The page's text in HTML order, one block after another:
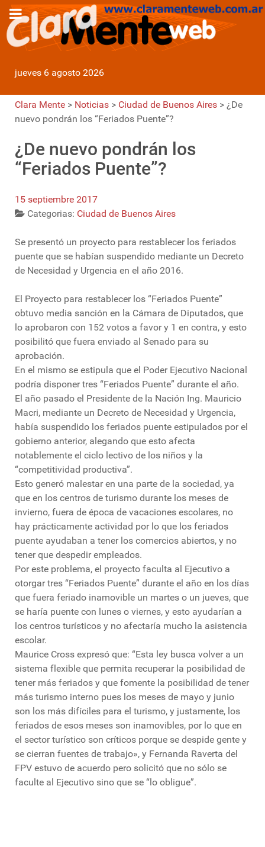
jueves 6 agosto 2026
Clara Mente > Noticias > Ciudad de Buenos Aires > ¿De
nuevo pondrán los “Feriados Puente”?
¿De nuevo pondrán los
“Feriados Puente”?
15 septiembre 2017
Categorias: Ciudad de Buenos Aires
Se presentó un proyecto para restablecer los feriados
puente que se habían suspendido mediante un Decreto
de Necesidad y Urgencia en el año 2016.
El Proyecto para restablecer los “Feriados Puente”
obtuvo media sanción en la Cámara de Diputados, que
lo aprobaron con 152 votos a favor y 1 en contra, y esto
posibilitó que fuera enviado al Senado para su
aprobación.
En el mismo se estipula que el Poder Ejecutivo Nacional
podría disponer tres “Feriados Puente” durante el año.
El año pasado el Presidente de la Nación Ing. Mauricio
Macri, mediante un Decreto de Necesidad y Urgencia,
había suspendido los feriados puente estipulados por el
gobierno anterior, alegando que esto afecta
notablemente el ciclo lectivo de los niños y la
“competitividad productiva”.
Esto generó malestar en una parte de la sociedad, ya
que en los centros de turismo durante los meses de
invierno, fuera de época de vacaciones escolares, no
hay prácticamente actividad por lo que los feriados
puente ayudaban a tener los comercios abiertos, y no
tener que despedir empleados.
Por este problema, el proyecto faculta al Ejecutivo a
otorgar tres “Feriados Puente” durante el año en los días
que fuera feriado inamovible un martes o un jueves, que
se haría puente con lunes o viernes, y esto ayudarían a
los centros turísticos y no afectaría mucho la asistencia
escolar.
Maurice Cross expresó que: “Esta ley busca volver a un
sistema flexible que permita recuperar la posibilidad de
tener más feriados y que fomente la posibilidad de tener
más turismo interno pues los meses de mayo y junio
son los más difíciles para el turismo, y justamente, los
feriados de esos meses son inamovibles, por lo que en
el sector turístico son críticos porque se despide gente y
se cierran fuentes de trabajo», y Fernanda Raverta del
FPV estuvo de acuerdo pero solicitó que no sólo se
faculte al Ejecutivo sino que se “lo obligue”.